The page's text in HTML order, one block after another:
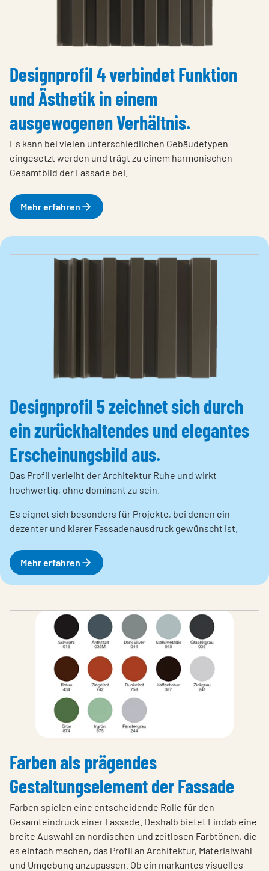
Designprofil 4 verbindet Funktion
und Ästhetik in einem
ausgewogenen Verhältnis.
Es kann bei vielen unterschiedlichen Gebäudetypen
eingesetzt werden und trägt zu einem harmonischen
Gesamtbild der Fassade bei.
Mehr erfahren
Designprofil 5 zeichnet sich durch
ein zurückhaltendes und elegantes
Erscheinungsbild aus.
Das Profil verleiht der Architektur Ruhe und wirkt
hochwertig, ohne dominant zu sein.
Es eignet sich besonders für Projekte, bei denen ein
dezenter und klarer Fassadenausdruck gewünscht ist.
Mehr erfahren
Farben als prägendes
Gestaltungselement der Fassade
Farben spielen eine entscheidende Rolle für den
Gesamteindruck einer Fassade. Deshalb bietet Lindab eine
breite Auswahl an nordischen und zeitlosen Farbtönen, die
es einfach machen, das Profil an Architektur, Materialwahl
und Umgebung anzupassen. Ob ein markantes visuelles